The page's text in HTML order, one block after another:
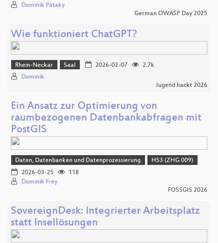
Dominik Pataky
German OWASP Day 2025
Wie funktioniert ChatGPT?
Rhein-Neckar Saal 2026-02-07
2.7k
Dominik
Jugend hackt 2026
Ein Ansatz zur Optimierung von
raumbezogenen Datenbankabfragen mit
PostGIS
Daten, Datenbanken und Datenprozessierung
HS3 (ZHG 009)
2026-03-25
118
Dominik Frey
FOSSGIS 2026
SovereignDesk: Integrierter Arbeitsplatz
statt Insellösungen